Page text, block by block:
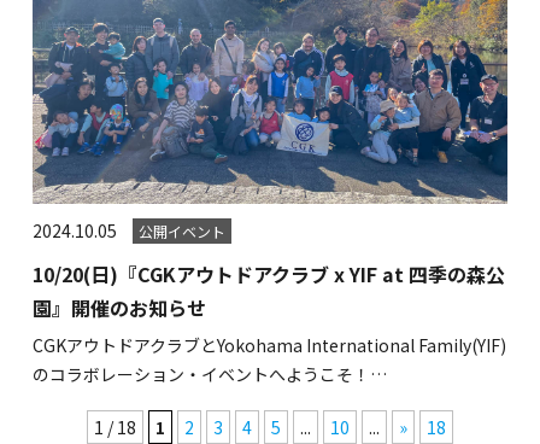
2024.10.05 公開イベント
10/20(日)『CGKアウトドアクラブ x YIF at 四季の森公
園』開催のお知らせ
CGKアウトドアクラブとYokohama International Family(YIF)
のコラボレーション・イベントへようこそ！…
1 / 18 1 2 3 4 5 ... 10 ... » 18